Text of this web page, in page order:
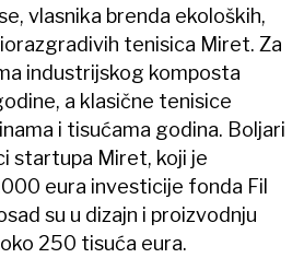
vlasnika brenda ekoloških,
tenisica Miret. Za
industrijskog komposta
a klasične tenisice
i tisućama godina. Boljari
startupa Miret, koji je
eura investicije fonda Fil
su u dizajn i proizvodnju
250 tisuća eura.